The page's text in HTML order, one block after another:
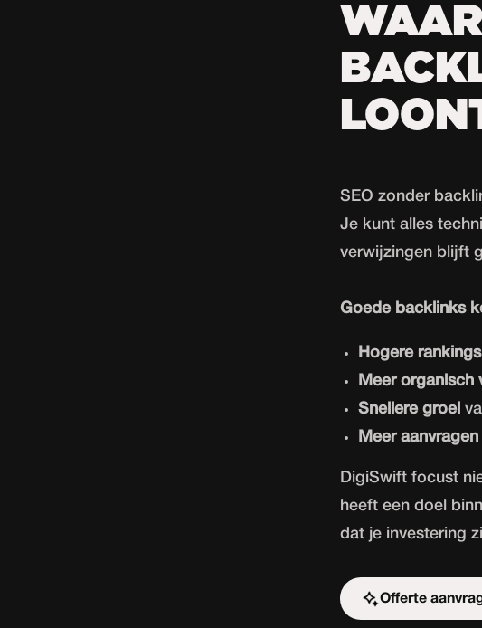
SEO zonder
Je kunt alles
verwijzingen blijft
Goede backlinks
Hogere rankings
Meer organisch
Snellere groei
Meer
DigiSwift focust
heeft een doel
dat je investering
Offerte
Start de